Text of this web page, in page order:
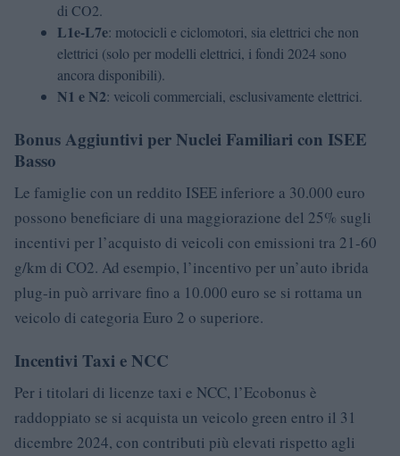
di CO2.
L1e-L7e: motocicli e ciclomotori, sia elettrici che non
elettrici (solo per modelli elettrici, i fondi 2024 sono
ancora disponibili).
N1 e N2: veicoli commerciali, esclusivamente elettrici.
Bonus Aggiuntivi per Nuclei Familiari con ISEE
Basso
Le famiglie con un reddito ISEE inferiore a 30.000 euro
possono beneficiare di una maggiorazione del 25% sugli
incentivi per l’acquisto di veicoli con emissioni tra 21-60
g/km di CO2. Ad esempio, l’incentivo per un’auto ibrida
plug-in può arrivare fino a 10.000 euro se si rottama un
veicolo di categoria Euro 2 o superiore.
Incentivi Taxi e NCC
Per i titolari di licenze taxi e NCC, l’Ecobonus è
raddoppiato se si acquista un veicolo green entro il 31
dicembre 2024, con contributi più elevati rispetto agli